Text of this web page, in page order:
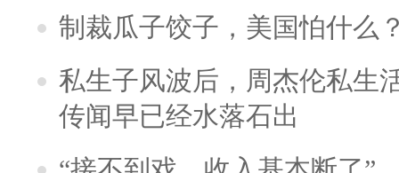
制裁瓜子饺子，美国怕什么
私生子风波后，周杰伦私生
传闻早已经水落石出